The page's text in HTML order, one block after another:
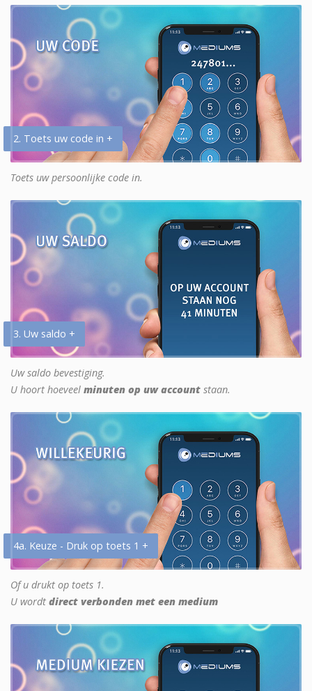
2. Toets uw code in +
Toets uw persoonlijke code in.
3. Uw saldo +
Uw saldo bevestiging.
U hoort hoeveel minuten op uw account staan.
4a. Keuze - Druk op toets 1 +
Of u drukt op toets 1.
U wordt direct verbonden met een medium